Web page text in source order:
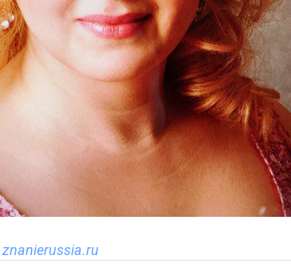
znanierussia.ru